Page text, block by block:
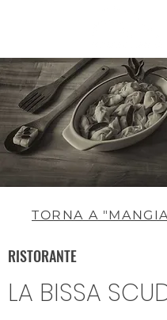
RISTORANTE
LA BISSA